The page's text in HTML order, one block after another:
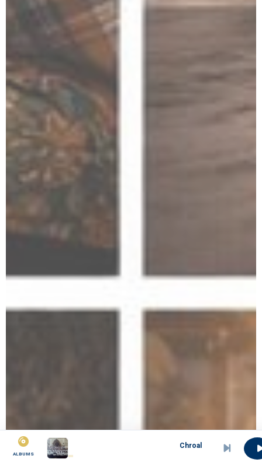
ALBUMS
Chroale d&amp;#039;hommes paris